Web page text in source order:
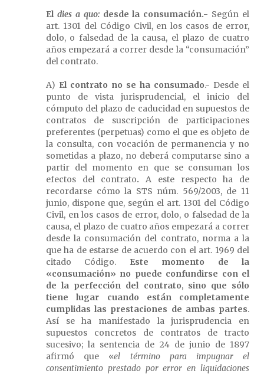
El dies a quo: desde la consumación.- Según el
art. 1301 del Código Civil, en los casos de error,
dolo, o falsedad de la causa, el plazo de cuatro
años empezará a correr desde la “consumación”
del contrato.
A) El contrato no se ha consumado.- Desde el
punto de vista jurisprudencial, el inicio del
cómputo del plazo de caducidad en supuestos de
contratos de suscripción de participaciones
preferentes (perpetuas) como el que es objeto de
la consulta, con vocación de permanencia y no
sometidas a plazo, no deberá computarse sino a
partir del momento en que se consuman los
efectos del contrato.A este respecto ha de
recordarse cómo la STS núm. 569/2003, de 11
junio, dispone que, según el art. 1301 del Código
Civil, en los casos de error, dolo, o falsedad de la
causa, el plazo de cuatro años empezará a correr
desde la consumación del contrato, norma a la
que ha de estarse de acuerdo con el art. 1969 del
citado Código. Este momento de la
«consumación» no puede confundirse con el
de la perfección del contrato, sino que sólo
tiene lugar cuando están completamente
cumplidas las prestaciones de ambas partes.
Así se ha manifestado la jurisprudencia en
supuestos concretos de contratos de tracto
sucesivo; la sentencia de 24 de junio de 1897
afirmó que «el término para impugnar el
consentimiento prestado por error en liquidaciones